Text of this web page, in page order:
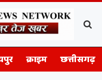
क्राइम छत्तीसगढ़